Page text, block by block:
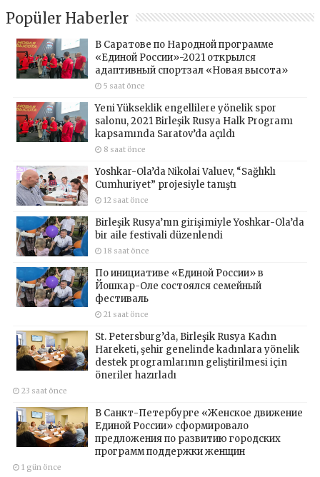
Popüler Haberler
В Саратове по Народной программе
«Единой России»-2021 открылся
адаптивный спортзал «Новая высота»
5 saat önce
Yeni Yükseklik engellilere yönelik spor
salonu, 2021 Birleşik Rusya Halk Programı
kapsamında Saratov’da açıldı
8 saat önce
Yoshkar-Ola’da Nikolai Valuev, “Sağlıklı
Cumhuriyet” projesiyle tanıştı
12 saat önce
Birleşik Rusya’nın girişimiyle Yoshkar-Ola’da
bir aile festivali düzenlendi
18 saat önce
По инициативе «Единой России» в
Йошкар-Оле состоялся семейный
фестиваль
21 saat önce
St. Petersburg’da, Birleşik Rusya Kadın
Hareketi, şehir genelinde kadınlara yönelik
destek programlarının geliştirilmesi için
öneriler hazırladı
23 saat önce
В Санкт-Петербурге «Женское движение
Единой России» сформировало
предложения по развитию городских
программ поддержки женщин
1 gün önce